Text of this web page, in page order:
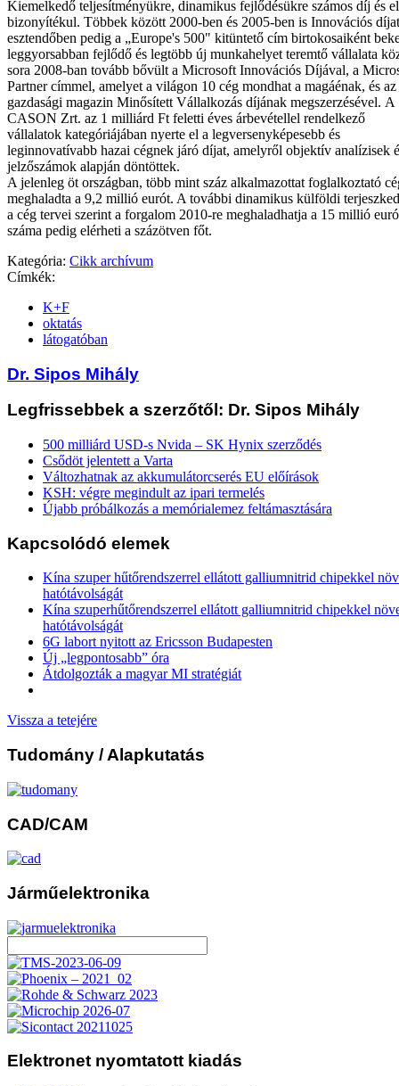
Kiemelkedő teljesítményükre, dinamikus fejlődésükre számos díj és
bizonyítékul. Többek között 2000-ben és 2005-ben is Innovációs
esztendőben pedig a „Europe's 500" kitüntető cím birtokosaiként
leggyorsabban fejlődő és legtöbb új munkahelyet teremtő vállalata
sora 2008-ban tovább bővült a Microsoft Innovációs Díjával, a
Partner címmel, amelyet a világon 10 cég mondhat a magáénak, és
gazdasági magazin Minősített Vállalkozás díjának megszerzésével. A
CASON Zrt. az 1 milliárd Ft feletti éves árbevétellel rendelkező
vállalatok kategóriájában nyerte el a legversenyképesebb és
leginnovatívabb hazai cégnek járó díjat, amelyről objektív analízisek
jelzőszámok alapján döntöttek.
A jelenleg öt országban, több mint száz alkalmazottat foglalkoztató
meghaladta a 9,2 millió eurót. A további dinamikus külföldi
a cég tervei szerint a forgalom 2010-re meghaladhatja a 15 millió
száma pedig elérheti a százötven főt.
Kategória: Cikk archívum
Címkék:
K+F
oktatás
látogatóban
Dr. Sipos Mihály
Legfrissebbek a szerzőtől: Dr. Sipos Mihály
500 milliárd USD-s Nvida – SK Hynix szerződés
Csődöt jelentett a Varta
Változhatnak az akkumulátorcserés EU előírások
KSH: végre megindult az ipari termelés
Újabb próbálkozás a memórialemez feltámasztására
Kapcsolódó elemek
Kína szuper hűtőrendszerrel ellátott galliumnitrid chipekkel
hatótávolságát
Kína szuperhűtőrendszerrel ellátott galliumnitrid chipekkel
hatótávolságát
6G labort nyitott az Ericsson Budapesten
Új „legpontosabb” óra
Átdolgozták a magyar MI stratégiát
Vissza a tetejére
Tudomány / Alapkutatás
CAD/CAM
Járműelektronika
Elektronet nyomtatott kiadás